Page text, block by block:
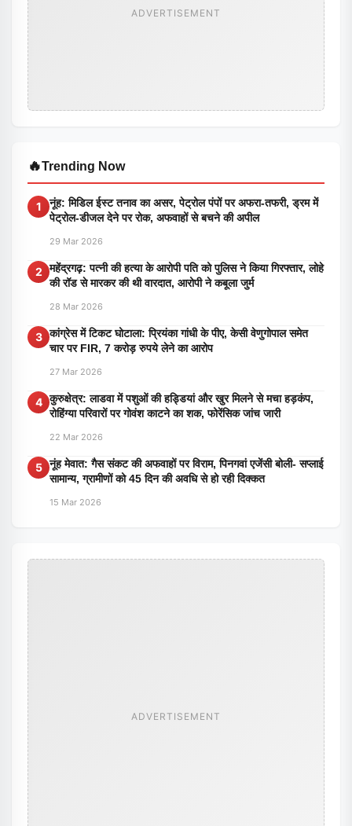
ADVERTISEMENT
🔥Trending Now
1
नूंह: मिडिल ईस्ट तनाव का असर, पेट्रोल पंपों पर अफरा-तफरी, ड्रम में
पेट्रोल-डीजल देने पर रोक, अफवाहों से बचने की अपील
29 Mar 2026
2
महेंद्रगढ़: पत्नी की हत्या के आरोपी पति को पुलिस ने किया गिरफ्तार, लोहे
की रॉड से मारकर की थी वारदात, आरोपी ने कबूला जुर्म
28 Mar 2026
3 कांग्रेस में टिकट घोटाला: प्रियंका गांधी के पीए, केसी वेणुगोपाल समेत
चार पर FIR, 7 करोड़ रुपये लेने का आरोप
27 Mar 2026
4 कुरुक्षेत्र: लाडवा में पशुओं की हड्डियां और खुर मिलने से मचा हड़कंप,
रोहिंग्या परिवारों पर गोवंश काटने का शक, फोरेंसिक जांच जारी
22 Mar 2026
5 नूंह मेवात: गैस संकट की अफवाहों पर विराम, पिनगवां एजेंसी बोली- सप्लाई
सामान्य, ग्रामीणों को 45 दिन की अवधि से हो रही दिक्कत
15 Mar 2026
ADVERTISEMENT